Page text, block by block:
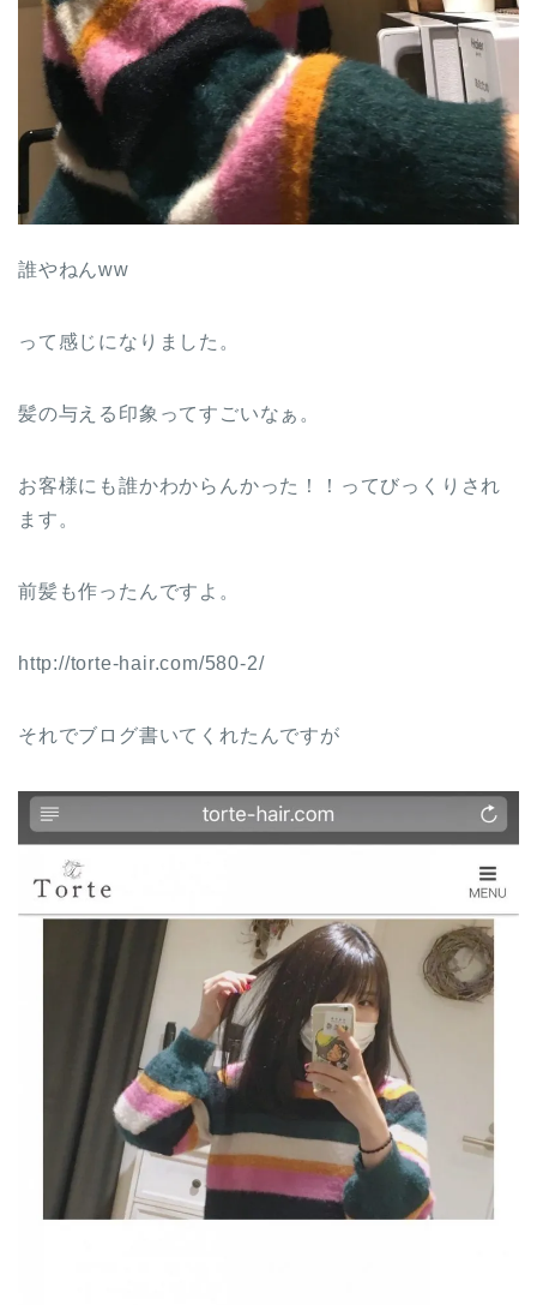
誰やねんww
って感じになりました。
髪の与える印象ってすごいなぁ。
お客様にも誰かわからんかった！！ってびっくりされ
ます。
前髪も作ったんですよ。
http://torte-hair.com/580-2/
それでブログ書いてくれたんですが